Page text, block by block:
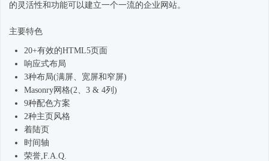
的灵活性和功能可以建立一个一流的企业网站。
主要特色
20+有效的HTML5页面
响应式布局
3种布局(满屏、宽屏和窄屏)
Masonry网格(2、3 & 4列)
9种配色方案
2种主页风格
着陆页
时间轴
荣誉,F.A.Q.